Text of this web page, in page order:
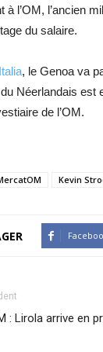
à l’OM, l’ancien
du salaire.
, le Genoa va
Néerlandais est
de l’OM.
Kevin
: Lirola arrive en